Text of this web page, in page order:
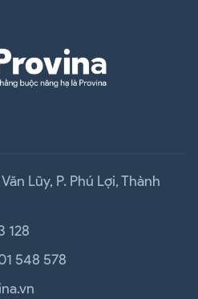
Lũy, P. Phú Lợi, Thành
128
548 578